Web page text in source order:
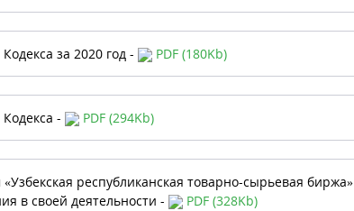
за 2020 год - PDF (180Kb)
- PDF (294Kb)
республиканская товарно-сырьевая биржа»
в своей деятельности -
PDF (328Kb)